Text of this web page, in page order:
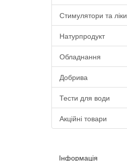
Стимулятори та ліки
Натурпродукт
Обладнання
Добрива
Тести для води
Акційні товари
Інформація